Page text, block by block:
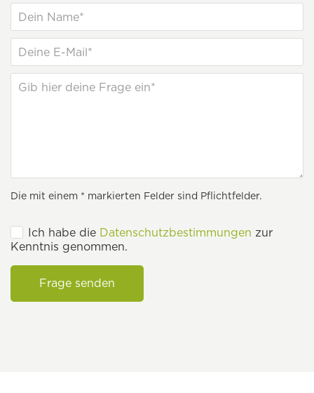
Die mit einem * markierten Felder sind Pflichtfelder.
Ich habe die Datenschutzbestimmungen zur
Kenntnis genommen.
Frage senden